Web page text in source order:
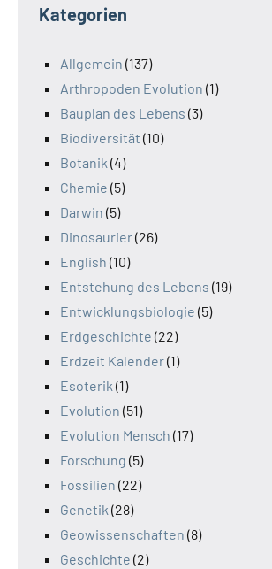
Kategorien
Allgemein (137)
Arthropoden Evolution (1)
Bauplan des Lebens (3)
Biodiversität (10)
Botanik (4)
Chemie (5)
Darwin (5)
Dinosaurier(26)
English (10)
Entstehung des Lebens (19)
Entwicklungsbiologie (5)
Erdgeschichte (22)
Erdzeit Kalender(1)
Esoterik (1)
Evolution (51)
Evolution Mensch (17)
Forschung (5)
Fossilien (22)
Genetik (28)
Geowissenschaften (8)
Geschichte (2)